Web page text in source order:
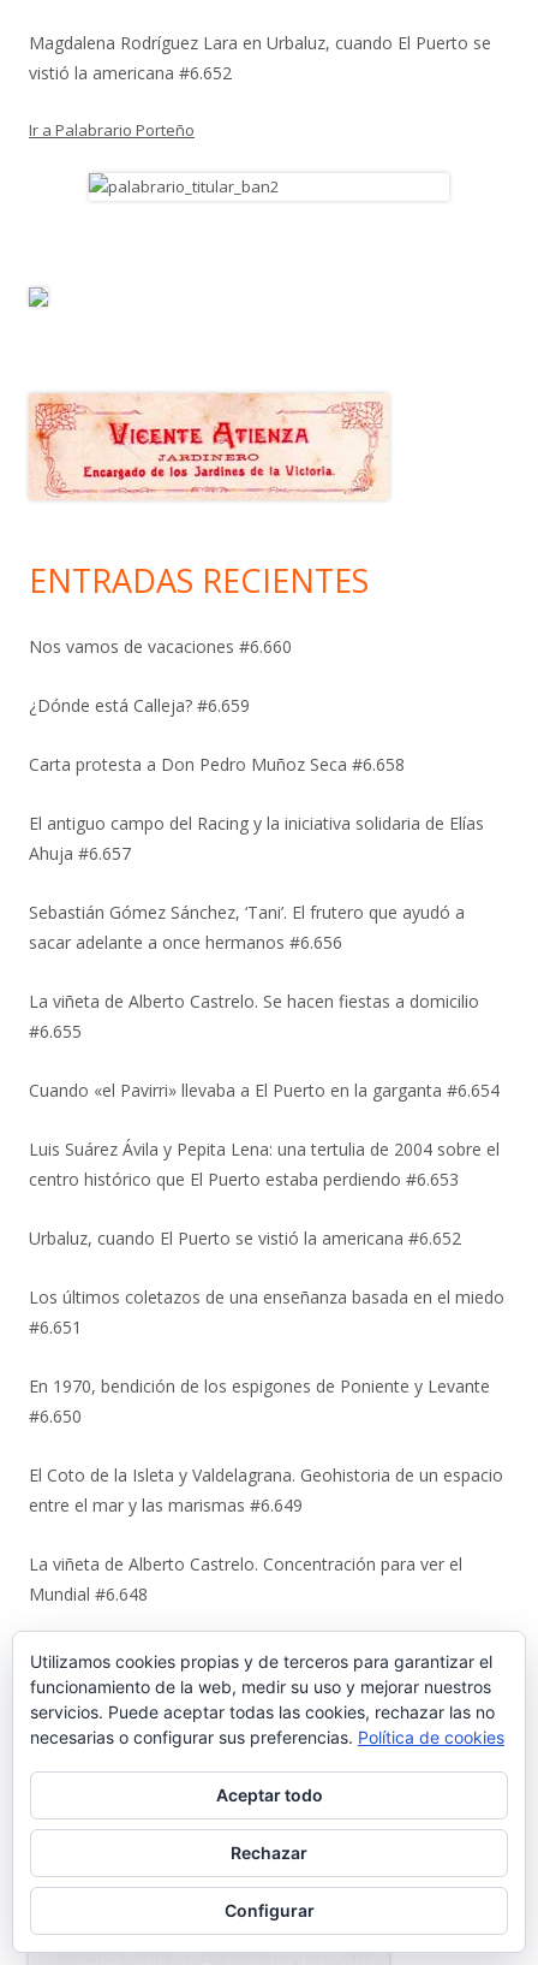
Magdalena Rodríguez Lara en Urbaluz, cuando El Puerto se
vistió la americana #6.652
Ir a Palabrario Porteño
ENTRADAS RECIENTES
Nos vamos de vacaciones #6.660
¿Dónde está Calleja? #6.659
Carta protesta a Don Pedro Muñoz Seca #6.658
El antiguo campo del Racing y la iniciativa solidaria de Elías
Ahuja #6.657
Sebastián Gómez Sánchez, ‘Tani’. El frutero que ayudó a
sacar adelante a once hermanos #6.656
La viñeta de Alberto Castrelo. Se hacen fiestas a domicilio
#6.655
Cuando «el Pavirri» llevaba a El Puerto en la garganta #6.654
Luis Suárez Ávila y Pepita Lena: una tertulia de 2004 sobre el
centro histórico que El Puerto estaba perdiendo #6.653
Urbaluz, cuando El Puerto se vistió la americana #6.652
Los últimos coletazos de una enseñanza basada en el miedo
#6.651
En 1970, bendición de los espigones de Poniente y Levante
#6.650
El Coto de la Isleta y Valdelagrana. Geohistoria de un espacio
entre el mar y las marismas #6.649
La viñeta de Alberto Castrelo. Concentración para ver el
Mundial #6.648
La artesanía de Ditas Lafita enciende un nuevo escaparate
en la calle Luna #6.647
El sueño tabernero de David Méndez se sirve en vaso en ‘La
Media Chica’ #6.646
Quienes somos
Director: José María Morillo
Utilizamos cookies propias y de terceros para garantizar el
funcionamiento de la web, medir su uso y mejorar nuestros
servicios. Puede aceptar todas las cookies, rechazar las no
necesarias o configurar sus preferencias. Política de cookies
Aceptar todo
Rechazar
Configurar